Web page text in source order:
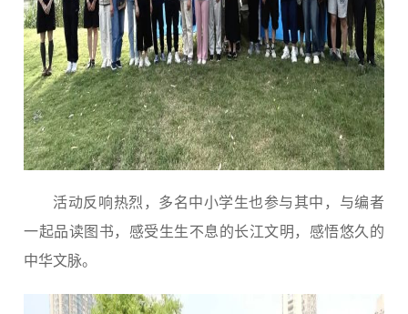
活动反响热烈，多名中小学生也参与其中，与编者
一起品读图书，感受生生不息的长江文明，感悟悠久的
中华文脉。